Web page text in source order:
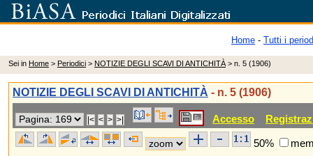
Home - Tutti i
Sei in Home > Periodici > NOTIZIE DEGLI SCAVI DI ANTICHITÀ > n. 5 (1906)
NOTIZIE DEGLI SCAVI DI ANTICHITÀ - n. 5 (1906)
Accesso
50%